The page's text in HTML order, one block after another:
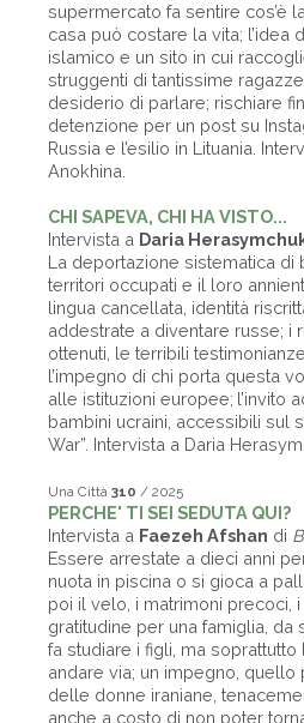
supermercato fa sentire cos’è
casa può costare la vita; l’idea
islamico e un sito in cui
struggenti di tantissime
desiderio di parlare; rischiare
detenzione per un post su
Russia e l’esilio in Lituania.
Anokhina.
CHI SAPEVA, CHI HA VISTO...
Intervista a Daria
La deportazione sistematica di
territori occupati e il loro
lingua cancellata, identità
addestrate a diventare russe; i
ottenuti, le terribili
l’impegno di chi porta questa
alle istituzioni europee; l’invito
bambini ucraini, accessibili sul
War”. Intervista a Daria
Una Città 310 / 2025
PERCHE' TI SEI SEDUTA QUI?
Intervista a Faezeh Afshan di
Essere arrestate a dieci anni
nuota in piscina o si gioca a
poi il velo, i matrimoni precoci, i
gratitudine per una famiglia,
fa studiare i figli, ma
andare via; un impegno, quello
delle donne iraniane,
anche a costo di non poter